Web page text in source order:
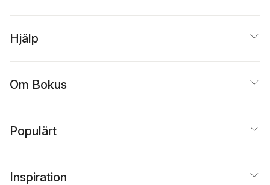
Hjälp
Om Bokus
Populärt
Inspiration